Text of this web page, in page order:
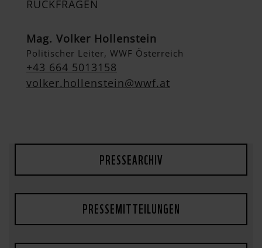
RÜCKFRAGEN
Mag. Volker Hollenstein
Politischer Leiter, WWF Österreich
+43 664 5013158
volker.hollenstein@wwf.at
PRESSEARCHIV
PRESSEMITTEILUNGEN